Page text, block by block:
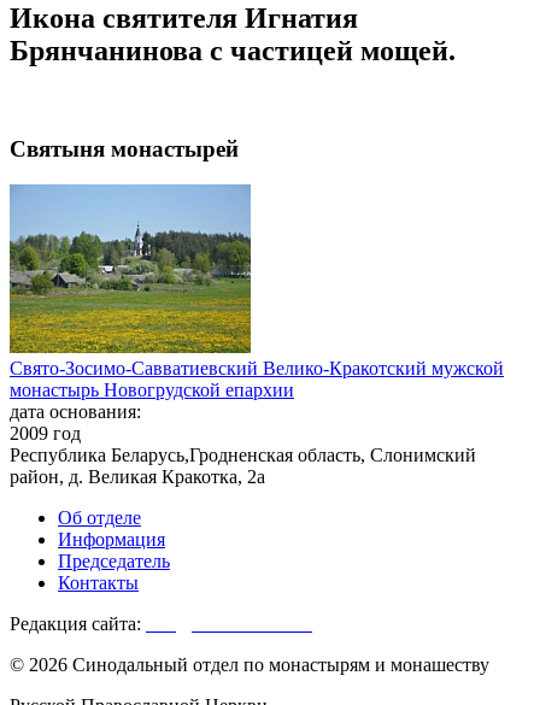
Икона святителя Игнатия
Брянчанинова с частицей мощей.
Святыня монастырей
Свято-Зосимо-Савватиевский Велико-Кракотский мужской
монастырь Новогрудской епархии
дата основания:
2009 год
Республика Беларусь,Гродненская область, Слонимский
район, д. Великая Кракотка, 2а
Об отделе
Информация
Председатель
Контакты
Редакция сайта:
© 2026 Синодальный отдел по монастырям и монашеству